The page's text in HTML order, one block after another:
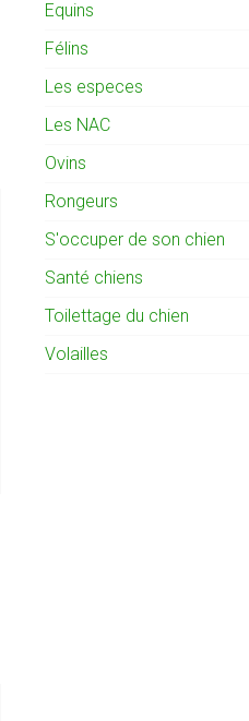
Equins
Félins
Les especes
Les NAC
Ovins
Rongeurs
S'occuper de son chien
Santé chiens
Toilettage du chien
Volailles